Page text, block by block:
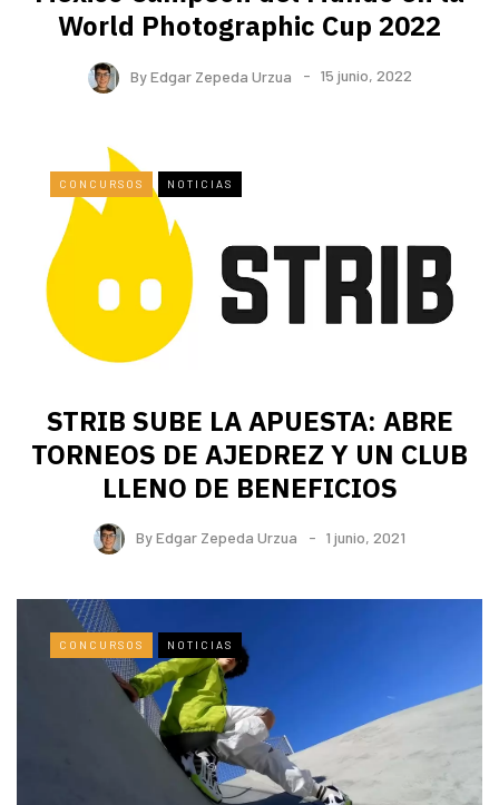
World Photographic Cup 2022
ByEdgar Zepeda Urzua 15 junio, 2022
CONCURSOS NOTICIAS
STRIB SUBE LA APUESTA: ABRE
TORNEOS DE AJEDREZ Y UN CLUB
LLENO DE BENEFICIOS
ByEdgar Zepeda Urzua 1 junio, 2021
CONCURSOS NOTICIAS